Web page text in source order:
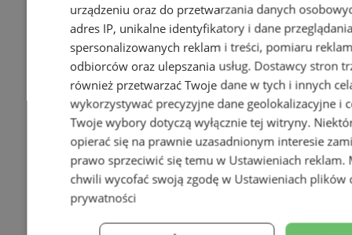
urządzeniu oraz do przetwarzania danych
adres IP, unikalne identyfikatory i dane
spersonalizowanych reklam i treści, pomiaru
odbiorców oraz ulepszania usług. Dostawcy stron
również przetwarzać Twoje dane w tych i innych
wykorzystywać precyzyjne dane geolokalizacyjne i
Twoje wybory dotyczą wyłącznie tej witryny.
opierać się na prawnie uzasadnionym interesie
prawo sprzeciwić się temu w Ustawieniach reklam.
chwili wycofać swoją zgodę w Ustawieniach plików
prywatności